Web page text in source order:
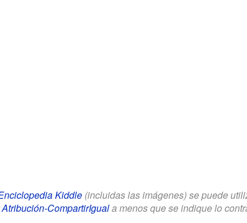
Kiddle(incluidas las imágenes) se puede
Atribución-CompartirIguala menos que se indique lo